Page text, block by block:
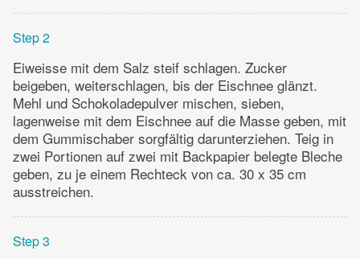
Step 2
Eiweisse mit dem Salz steif schlagen. Zucker
beigeben, weiterschlagen, bis der Eischnee glänzt.
Mehl und Schokoladepulver mischen, sieben,
lagenweise mit dem Eischnee auf die Masse geben, mit
dem Gummischaber sorgfältig darunterziehen. Teig in
zwei Portionen auf zwei mit Backpapier belegte Bleche
geben, zu je einem Rechteck von ca. 30 x 35 cm
ausstreichen.
Step 3